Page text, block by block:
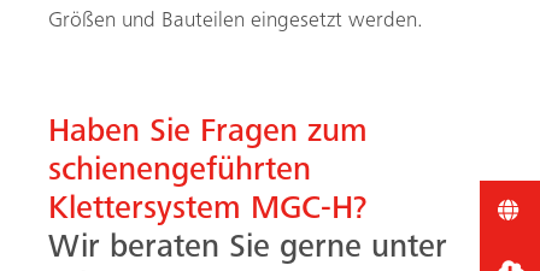
Größen und Bauteilen eingesetzt werden.
Haben Sie Fragen zum
schienengeführten
Klettersystem MGC-H?
Wir beraten Sie gerne unter